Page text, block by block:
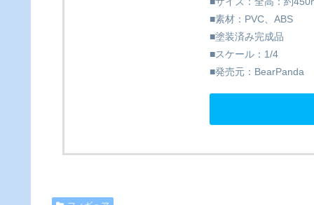
■素材：PVC、ABS
■塗装済み完成品
■スケール：1/4
■発売元：BearPanda